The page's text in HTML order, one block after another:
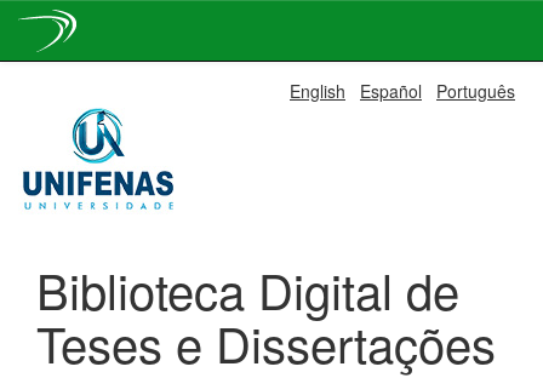
navigation
English Español Português
Biblioteca Digital de
Teses e Dissertações